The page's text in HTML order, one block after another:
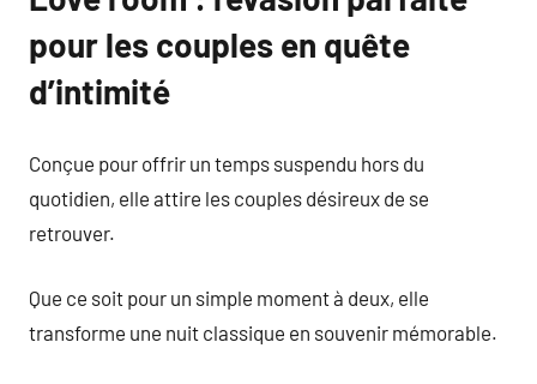
pour les couples en quête
d’intimité
Conçue pour offrir un temps suspendu hors du
quotidien, elle attire les couples désireux de se
retrouver.
Que ce soit pour un simple moment à deux, elle
transforme une nuit classique en souvenir mémorable.